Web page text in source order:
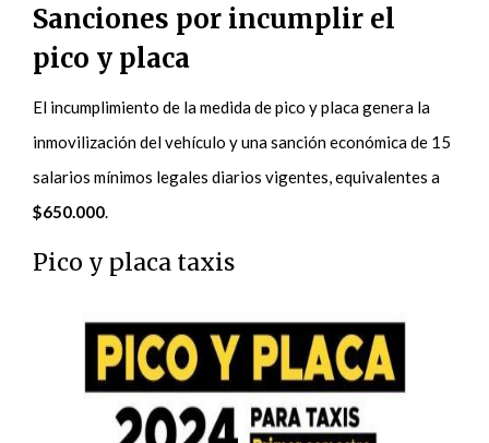
Sanciones por incumplir el
pico y placa
El incumplimiento de la medida de pico y placa genera la
inmovilización del vehículo y una sanción económica de 15
salarios mínimos legales diarios vigentes, equivalentes a
$650.000
Pico y placa taxis